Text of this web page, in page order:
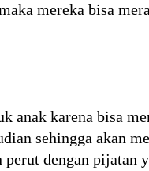
mereka bisa
anak karena bisa
sehingga akan
perut dengan